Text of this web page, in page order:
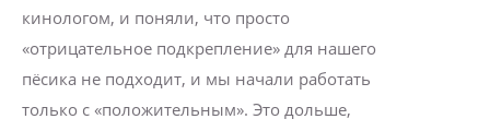
кинологом, и поняли, что просто
«отрицательное подкрепление» для нашего
пёсика не подходит, и мы начали работать
только с «положительным». Это дольше,